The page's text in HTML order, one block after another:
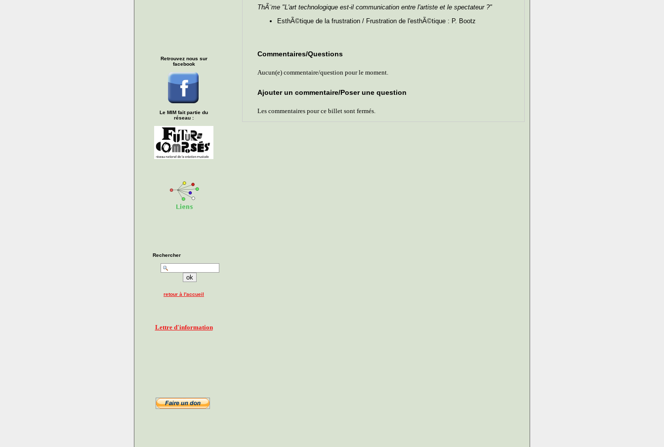
ThÃ¨me "L'art technologique est-il communication entre l'artiste et le spectateur ?"
EsthÃ©tique de la frustration / Frustration de l'esthÃ©tique : P. Bootz
Commentaires/Questions
Aucun(e) commentaire/question pour le moment.
Ajouter un commentaire/Poser une question
Les commentaires pour ce billet sont fermés.
Retrouvez nous sur
facebook
Le MIM fait partie du
réseau :
Rechercher
retour à l'accueil
Lettre d'information